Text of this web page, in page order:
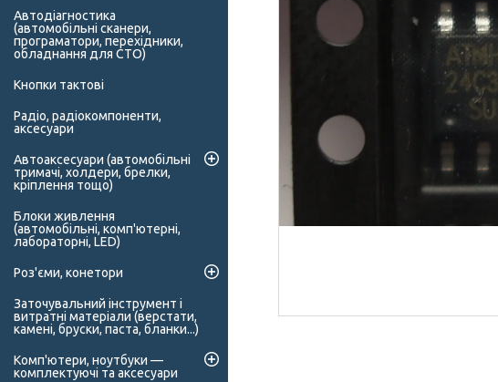
Автодіагностика
(автомобільні сканери,
програматори, перехідники,
обладнання для СТО)
Кнопки тактові
Радіо, радіокомпоненти,
аксесуари
Автоаксесуари (автомобільні
тримачі, холдери, брелки,
кріплення тощо)
Блоки живлення
(автомобільні, комп'ютерні,
лабораторні, LED)
Роз'єми, конетори
Заточувальний інструмент і
витратні матеріали (верстати,
камені, бруски, паста, бланки...)
Комп'ютери, ноутбуки —
комплектуючі та аксесуари